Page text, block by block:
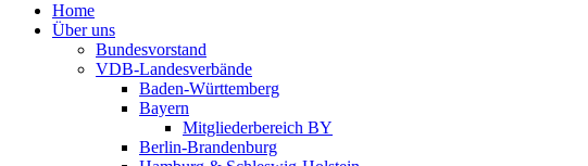
Home
Über uns
Bundesvorstand
VDB-Landesverbände
Baden-Württemberg
Bayern
Mitgliederbereich BY
Berlin-Brandenburg